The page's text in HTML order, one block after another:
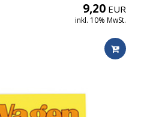
9,20 EUR
inkl. 10% MwSt.